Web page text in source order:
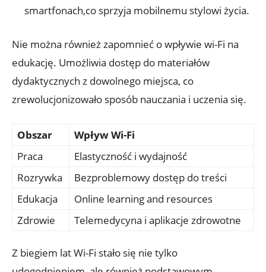
smartfonach,co sprzyja mobilnemu ⁢stylowi życia.
Nie można również⁤ zapomnieć⁢ o wpływie wi-Fi na
⁢edukację. Umożliwia‌ dostęp do materiałów
dydaktycznych z dowolnego ⁤miejsca, ⁣co
zrewolucjonizowało ‍sposób nauczania i​ uczenia się.
Obszar
Wpływ Wi-Fi
Praca
Elastyczność i wydajność
Rozrywka
Bezproblemowy dostęp do ​treści
Edukacja
Online learning and resources
Zdrowie
Telemedycyna i⁤ aplikacje zdrowotne
Z biegiem⁣ lat Wi-Fi stało się nie tylko